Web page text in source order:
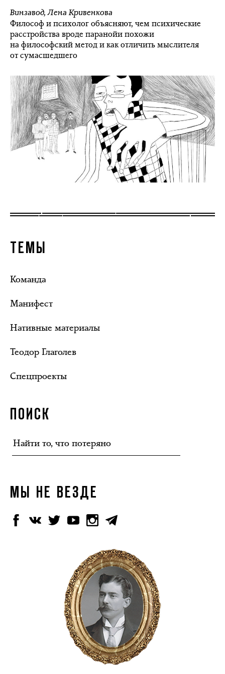
Винзавод,Лена Кривенкова
Философ и психолог объясняют, чем психические
расстройства вроде паранойи похожи
на философский метод и как отличить мыслителя
от сумасшедшего
ТЕМЫ
Команда
Манифест
Нативные материалы
Теодор Глаголев
Спецпроекты
ПОИСК
МЫ НЕ ВЕЗДЕ